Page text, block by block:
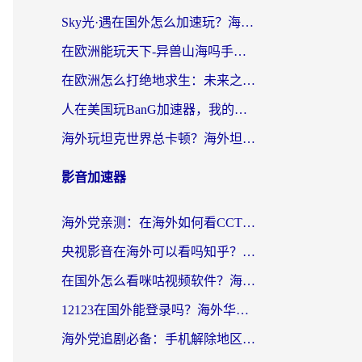
Sky光·遇在国外怎么加速玩？海外党亲测有效的国服游戏加速指南
在欧洲能玩天下-异兽山海吗手游？海外玩家的加速器生存指南
在欧洲怎么打绝地求生：未来之役不卡？留学生亲测的加速器避坑指南
人在美国玩BanG加速器，我的延迟终于绿了
海外玩坦克世界总卡顿？海外坦克世界加速器有哪些？实测好用的选择在这里
影音加速器
海外党亲测：在海外如何看CCTV？告别“仅限大陆播放”的实用指南
央视影音在海外可以看吗知乎？留学生亲测：3步解决地域限制+追剧自由
在国外怎么看咪咕视频软件？海外党亲测有效的回国加速方案
12123在国外能登录吗？海外华人必看的回国加速实用指南
海外党追剧必备：手机解除地区限制app怎么选？解决央视视频&国内剧地区限制全指南